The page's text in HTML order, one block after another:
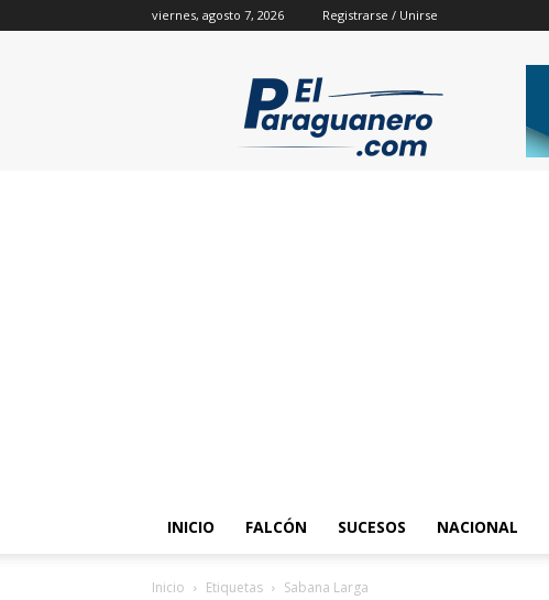
viernes, agosto 7, 2026 Registrarse / Unirse
INICIO FALCÓN SUCESOS NACIONAL
Inicio Etiquetas Sabana Larga